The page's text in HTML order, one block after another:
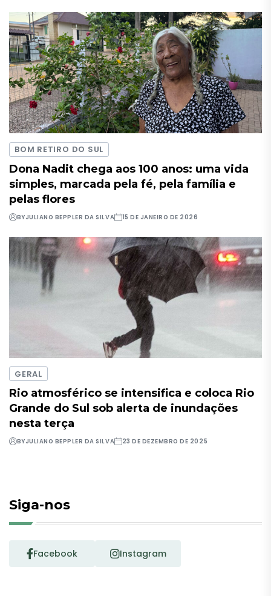
BOM RETIRO DO SUL
Dona Nadit chega aos 100 anos: uma vida
simples, marcada pela fé, pela família e
pelas flores
BYJULIANO BEPPLER DA SILVA 15 DE JANEIRO DE 2026
GERAL
Rio atmosférico se intensifica e coloca Rio
Grande do Sul sob alerta de inundações
nesta terça
BYJULIANO BEPPLER DA SILVA 23 DE DEZEMBRO DE 2025
Siga-nos
Facebook Instagram